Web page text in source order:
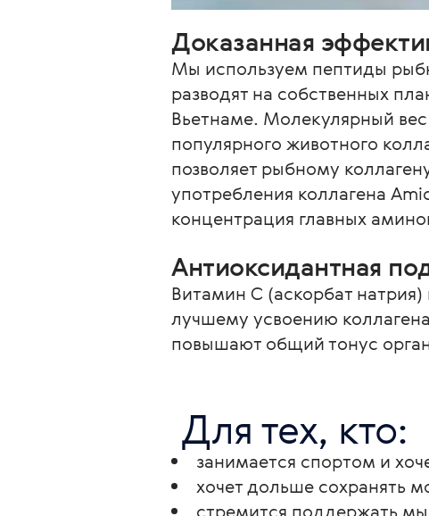
Доказанная
Мы используем пептиды
разводят на собственных
Вьетнаме. Молекулярный вес
популярного животного
позволяет рыбному
употребления коллагена
концентрация главных
Антиоксидантная
Витамин С (аскорбат
лучшему усвоению
повышают общий тонус
Для тех, кто:
занимается спортом и
хочет дольше сохранять
стремится поддержать